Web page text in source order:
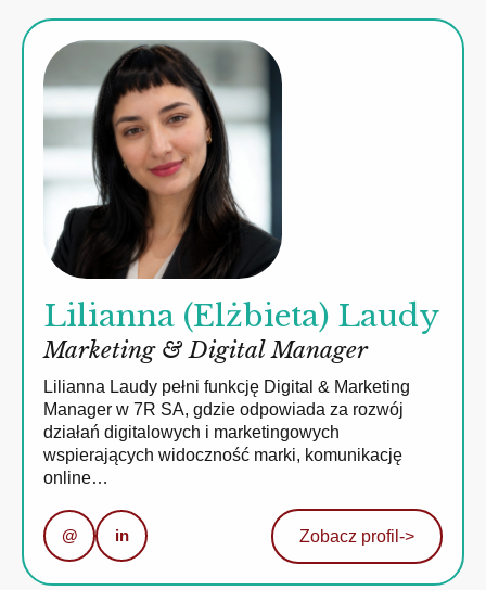
Lilianna (Elżbieta) Laudy
Marketing & Digital Manager
Lilianna Laudy pełni funkcję Digital & Marketing
Manager w 7R SA, gdzie odpowiada za rozwój
działań digitalowych i marketingowych
wspierających widoczność marki, komunikację
online…
@ in Zobacz profil ->